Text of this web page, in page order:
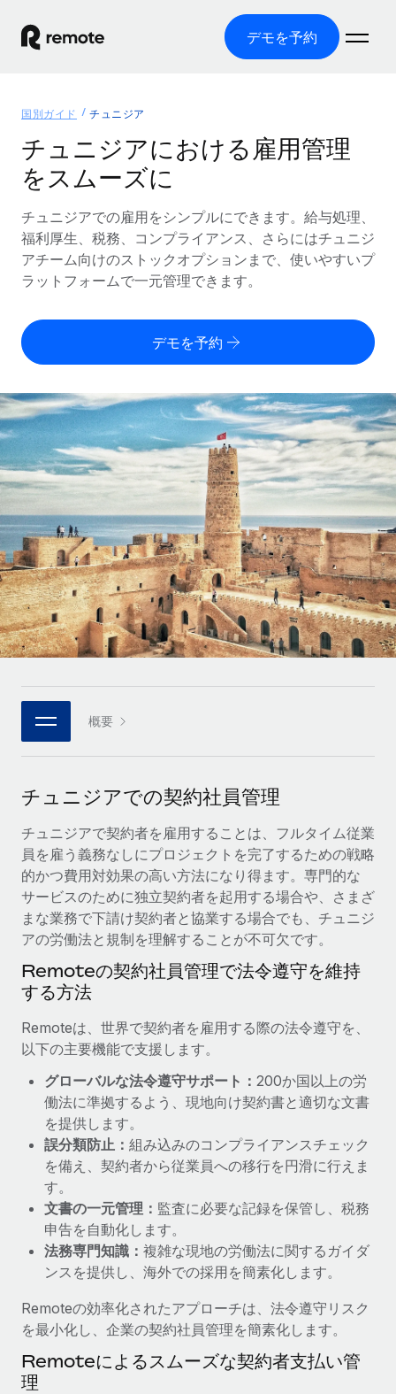
デモを予約
グローバル雇用
グローバル給与処理
コンプライアンス対応の給与処理を手軽に
Employer of Record（EOR）
グローバル展開をコストをかけずに実現
Contractor of Record
世界中の契約社員と法令を遵守して契約
世界中の契約社員をオンボーディングし、管理
PEO
複雑な雇用関連業務を外部委託
インフラ
Remote統合
人事機能をワークフローにシームレスに統合する
プラットフォーム
チームのための人事の基本機能を内蔵
接続 新しい
当社のMCPを使用して、あらゆるAIツールをRemoteに接続
統合
基本的なビジネスツールを活用して業務プロセスを効率化す
専門家に相談
グローバル人事・コンプライアンスの専門サポート
バックグラウンドチェック
候補者の選考プロセスをシンプルに
Compliance Watchtower
コンプライアンスリスクを先回りして対応
デバイス管理
ITデバイスを世界規模で提供・管理
法人設立
法令順守した法人をスピーディに設立
移住・転勤
従業員の異動をスムーズに
福利厚生
従業員の福利厚生を簡単に管理
ソリューション
各国の制度に対応
国別ガイド
/国別のグローバル雇用支援を検索する
Remoteを他社と比較
成長の段階
スタートアップ
成長中の企業向けのアジャイルなグローバルHR・給与処理ソ
リューション
ミッドマーケット
カスタマイズされた人事ソリューションでチームを拡大する
企業
大企業向けのグローバルHR
パートナーに登録
戦略的テクノロジーパートナー
グローバルな人事機能を柔軟に自社プラットフォームへ統合
当社とのパートナーシップの可能性を検討する
Remote Build 近日リリース予定
統合とAI自動化に関するコンサルティング
活用事例
と戦略的提携
Reverse Techの概要 健康とウェルネスのスタートアップである
Reverse...
詳細を見る
AIのパイオニアであるWeaviateは、Remoteを使
い、どのようにしてワークフォースを120%に増やした
のか
Weaviateの概要...
詳細を見る
リソース
ツールと計算ツール
従業員コスト計算ツール
契約社員の報酬計算ツール
グローバルな契約社員向けに、通貨オプションと支払スピー
ドを確認する
リサーチおよびガイド
活用事例
HR用語集
チェックリストおよびテンプレート
職務内容ライブラリ
ウェビナー
イベント
ニュースルーム
給与・人材情報
情報センター
サポートを依頼する
すべてのリソースを表示する
ブログ
グローバル給与処理
EORおよびPEO
契約社員管理
税務
ブログを読む
ブログ
Remoteの製品アップデート：GustoとXeroの統合お
プラス）
Remoteの使命は、世界のどこにいても、あらゆる規模の企業が
業務に最適な人材を採用し、管理し、給与を支給できるようにす
ることです。この数週間で、新しい統合、機能、改良点をリリー
価格
English
Nederlands
Français
Deutsch
Español
Italiano
Português (Portugal)
日本語
한국어
ログイン
国別ガイド チュニジア
チュニジアにおける雇用管理
をスムーズに
チュニジアでの雇用をシンプルにできます。給与処理、
福利厚生、税務、コンプライアンス、さらにはチュニジ
アチーム向けのストックオプションまで、使いやすいプ
ラットフォームで一元管理できます。
デモを予約
概要
チュニジアでの契約社員管理
チュニジアで契約者を雇用することは、フルタイム従業
員を雇う義務なしにプロジェクトを完了するための戦略
的かつ費用対効果の高い方法になり得ます。専門的な
サービスのために独立契約者を起用する場合や、さまざ
まな業務で下請け契約者と協業する場合でも、チュニジ
アの労働法と規制を理解することが不可欠です。
Remoteの契約社員管理で法令遵守を維持
する方法
Remoteは、世界で契約者を雇用する際の法令遵守を、
以下の主要機能で支援します。
グローバルな法令遵守サポート： 200か国以上の労
働法に準拠するよう、現地向け契約書と適切な文書
を提供します。
誤分類防止： 組み込みのコンプライアンスチェック
を備え、契約者から従業員への移行を円滑に行えま
す。
文書の一元管理： 監査に必要な記録を保管し、税務
申告を自動化します。
法務専門知識： 複雑な現地の労働法に関するガイダ
ンスを提供し、海外での採用を簡素化します。
Remoteの効率化されたアプローチは、法令遵守リスク
を最小化し、企業の契約社員管理を簡素化します。
Remoteによるスムーズな契約者支払い管
理